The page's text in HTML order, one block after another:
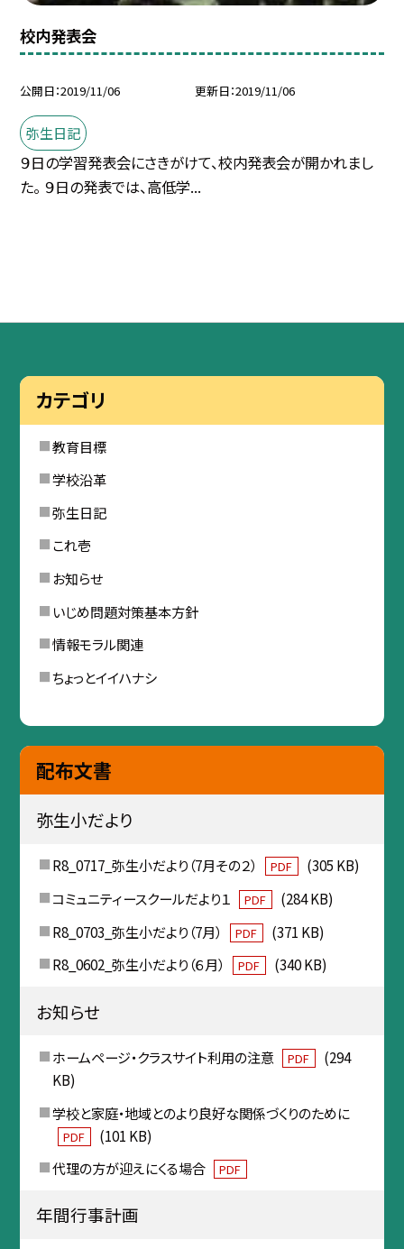
校内発表会
公開日 2019/11/06 更新日 2019/11/06
弥生日記
９日の学習発表会にさきがけて、校内発表会が開かれまし
た。 ９日の発表では、高低学...
カテゴリ
教育目標
学校沿革
弥生日記
これ壱
お知らせ
いじめ問題対策基本方針
情報モラル関連
ちょっとイイハナシ
配布文書
弥生小だより
R8_0717_弥生小だより（7月その２） PDF
(305 KB)
コミュニティースクールだより１
PDF
(284 KB)
R8_0703_弥生小だより（7月）
PDF
(371 KB)
R8_0602_弥生小だより（６月）
PDF (340 KB)
お知らせ
ホームページ・クラスサイト利用の注意 PDF
(294
KB)
学校と家庭・地域とのより良好な関係づくりのために
PDF
(101 KB)
代理の方が迎えにくる場合
PDF
年間行事計画